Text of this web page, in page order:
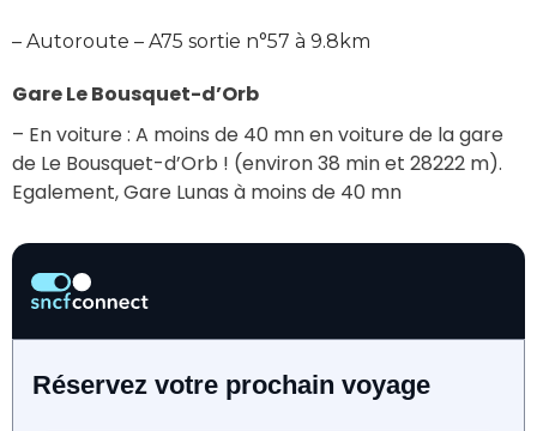
– Autoroute – A75 sortie n°57 à 9.8km
Gare Le Bousquet-d’Orb
– En voiture : A moins de 40 mn en voiture de la gare
de Le Bousquet-d’Orb ! (environ 38 min et 28222 m).
Egalement, Gare Lunas à moins de 40 mn